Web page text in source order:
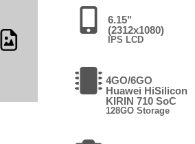
6.15"
(2312x1080)
IPS LCD
4GO/6GO
Huawei HiSilicon
KIRIN 710 SoC
128GO Storage